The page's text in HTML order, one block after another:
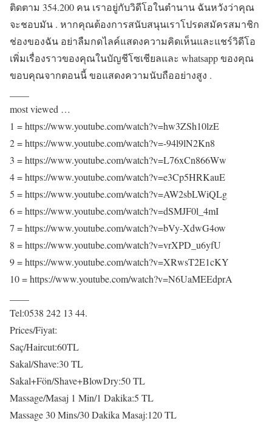
ติดตาม 354.200 คน เราอยู่กับวิดีโอในตำนาน ฉันหวังว่าคุณ
จะชอบมัน . หากคุณต้องการสนับสนุนเราโปรดสมัครสมาชิก
ช่องของฉัน อย่าลืมกดไลค์แสดงความคิดเห็นและแชร์วิดีโอ
เพิ่มเรื่องราวของคุณในบัญชีโซเชียลและ whatsapp ของคุณ
ขอบคุณจากตอนนี้ ขอแสดงความนับถืออย่างสูง .
most viewed …
1 = https://www.youtube.com/watch?v=hw3ZSh10lzE
2 = https://www.youtube.com/watch?v=-94l9lN2Kn8
3 = https://www.youtube.com/watch?v=L76xCn866Ww
4 = https://www.youtube.com/watch?v=e3Cp5HRKauE
5 = https://www.youtube.com/watch?v=AW2sbLWiQLg
6 = https://www.youtube.com/watch?v=dSMJF0l_4mI
7 = https://www.youtube.com/watch?v=bVy-XdwG4ow
8 = https://www.youtube.com/watch?v=vrXPD_u6yfU
9 = https://www.youtube.com/watch?v=XRwsT2E1cKY
10 = https://www.youtube.com/watch?v=N6UaMEEdprA
Tel:0538 242 13 44.
Prices/Fiyat:
Saç/Haircut:60TL
Sakal/Shave:30 TL
Sakal+Fön/Shave+BlowDry:50 TL
Massage/Masaj 1 Min/1 Dakika:5 TL
Massage 30 Mins/30 Dakika Masaj:120 TL